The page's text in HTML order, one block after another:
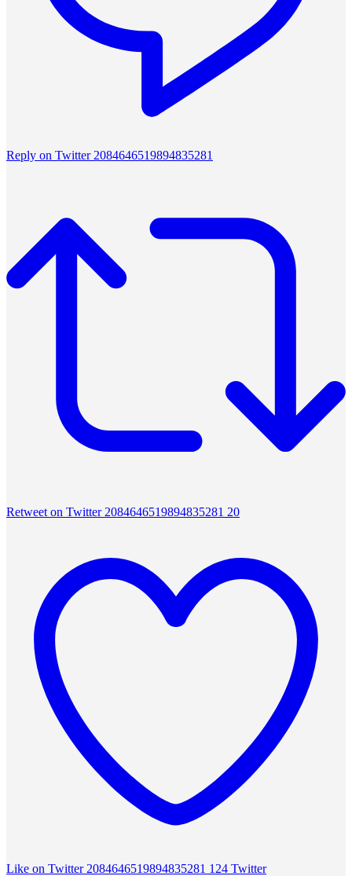
Reply on Twitter 2084646519894835281
Retweet on Twitter 2084646519894835281 20
Like on Twitter 2084646519894835281 124 Twitter